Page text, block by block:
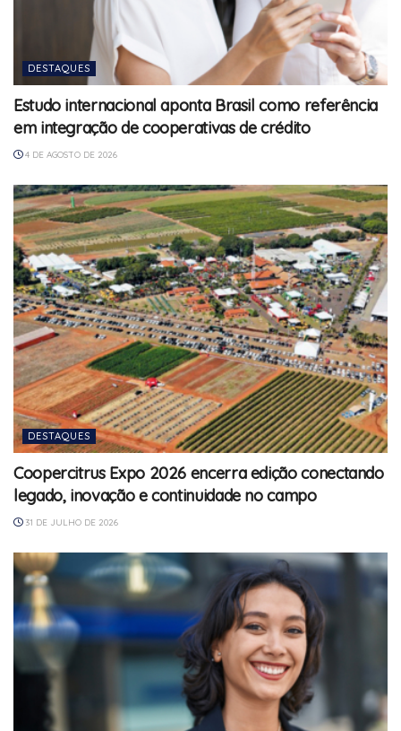
DESTAQUES
Estudo internacional aponta Brasil como referência
em integração de cooperativas de crédito
4 DE AGOSTO DE 2026
DESTAQUES
Coopercitrus Expo 2026 encerra edição conectando
legado, inovação e continuidade no campo
31 DE JULHO DE 2026